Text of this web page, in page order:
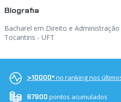
Biografia
Bacharel em Direito e
Tocantins - UFT
>10000ºno ranking nos
67900 pontos acumulados